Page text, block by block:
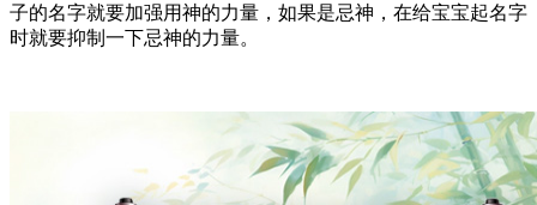
子的名字就要加强用神的力量，如果是忌神，在给宝宝起名字
时就要抑制一下忌神的力量。